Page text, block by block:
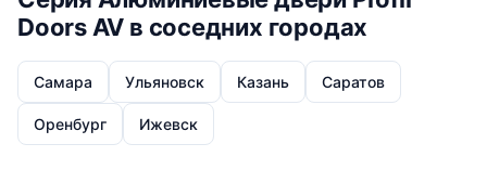
Doors AV в соседних городах
Самара Ульяновск Казань Саратов
Оренбург Ижевск